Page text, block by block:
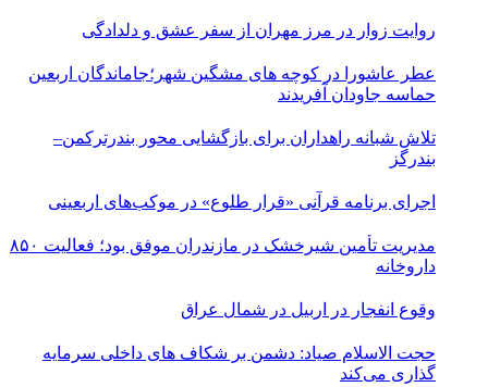
روایت زوار در مرز مهران از سفر عشق و دلدادگی
عطر عاشورا در کوچه های مشگین شهر؛جاماندگان اربعین
حماسه جاودان آفریدند
تلاش شبانه راهداران برای بازگشایی محور بندرترکمن–
بندرگز
اجرای برنامه قرآنی «قرار طلوع» در موکب‌های اربعینی
مدیریت تأمین شیرخشک در مازندران موفق بود؛ فعالیت ۸۵۰
داروخانه
وقوع انفجار در اربیل در شمال عراق
حجت الاسلام صیاد: دشمن بر شکاف‌ های داخلی سرمایه‌
گذاری می‌کند